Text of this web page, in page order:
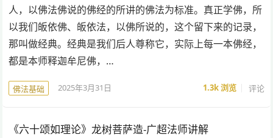
人，以佛法佛说的佛经的所讲的佛法为标准。真正学佛，所
以我们皈依佛、皈依法，以佛所说的，这个留下来的记录，
那叫做经典。经典是我们后人尊称它，实际上每一本佛经，
都是本师释迦牟尼佛，…
佛法基础 2025年3月31日 1.3k浏览 评论
《六十颂如理论》龙树菩萨造-广超法师讲解